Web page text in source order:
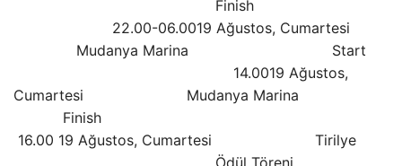
Finish
22.00-06.0019 Ağustos, Cumartesi
Mudanya Marina Start
14.0019 Ağustos,
Cumartesi Mudanya Marina
Finish
16.00 19 Ağustos, Cumartesi Tirilye
Ödül Töreni